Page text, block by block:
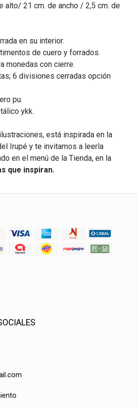
alto/ 21 cm. de ancho / 2,5 cm. de
en su interior.
de cuero y forrados.
monedas con cierre.
6 divisiones cerradas opción
pu.
ykk.
está inspirada en la
Irupé y te invitamos a leerla
en el menú de la Tienda, en la
que inspiran.